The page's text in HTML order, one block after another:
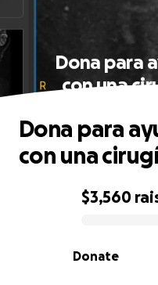
Dona para
con una
0% complete
$3,560
Donate
Dona para
con una